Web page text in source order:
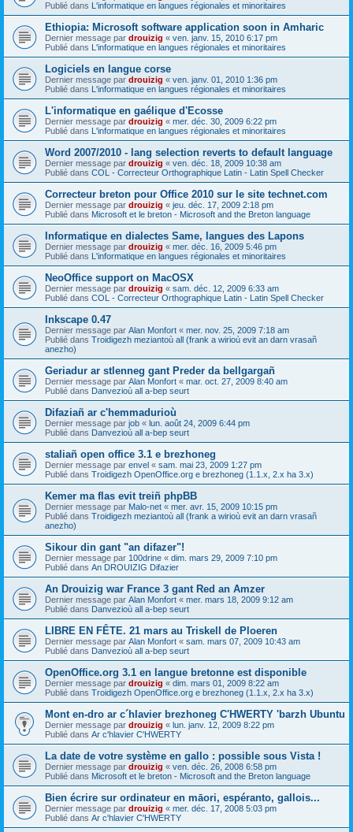
Publié dans L'informatique en langues régionales et minoritaires
Ethiopia: Microsoft software application soon in Amharic
Dernier message par drouizig « ven. janv. 15, 2010 6:17 pm
Publié dans L'informatique en langues régionales et minoritaires
Logiciels en langue corse
Dernier message par drouizig « ven. janv. 01, 2010 1:36 pm
Publié dans L'informatique en langues régionales et minoritaires
L'informatique en gaélique d'Ecosse
Dernier message par drouizig « mer. déc. 30, 2009 6:22 pm
Publié dans L'informatique en langues régionales et minoritaires
Word 2007/2010 - lang selection reverts to default language
Dernier message par drouizig « ven. déc. 18, 2009 10:38 am
Publié dans COL - Correcteur Orthographique Latin - Latin Spell Checker
Correcteur breton pour Office 2010 sur le site technet.com
Dernier message par drouizig « jeu. déc. 17, 2009 2:18 pm
Publié dans Microsoft et le breton - Microsoft and the Breton language
Informatique en dialectes Same, langues des Lapons
Dernier message par drouizig « mer. déc. 16, 2009 5:46 pm
Publié dans L'informatique en langues régionales et minoritaires
NeoOffice support on MacOSX
Dernier message par drouizig « sam. déc. 12, 2009 6:33 am
Publié dans COL - Correcteur Orthographique Latin - Latin Spell Checker
Inkscape 0.47
Dernier message par Alan Monfort « mer. nov. 25, 2009 7:18 am
Publié dans Troidigezh meziantoù all (frank a wirioù evit an darn vrasañ
anezho)
Geriadur ar stlenneg gant Preder da bellgargañ
Dernier message par Alan Monfort « mar. oct. 27, 2009 8:40 am
Publié dans Danvezioù all a-bep seurt
Difaziañ ar c'hemmadurioù
Dernier message par job « lun. août 24, 2009 6:44 pm
Publié dans Danvezioù all a-bep seurt
staliañ open office 3.1 e brezhoneg
Dernier message par envel « sam. mai 23, 2009 1:27 pm
Publié dans Troidigezh OpenOffice.org e brezhoneg (1.1.x, 2.x ha 3.x)
Kemer ma flas evit treiñ phpBB
Dernier message par Malo-net « mer. avr. 15, 2009 10:15 pm
Publié dans Troidigezh meziantoù all (frank a wirioù evit an darn vrasañ
anezho)
Sikour din gant "an difazer"!
Dernier message par 100drine « dim. mars 29, 2009 7:10 pm
Publié dans An DROUIZIG Difazier
An Drouizig war France 3 gant Red an Amzer
Dernier message par Alan Monfort « mer. mars 18, 2009 9:12 am
Publié dans Danvezioù all a-bep seurt
LIBRE EN FÊTE. 21 mars au Triskell de Ploeren
Dernier message par Alan Monfort « sam. mars 07, 2009 10:43 am
Publié dans Danvezioù all a-bep seurt
OpenOffice.org 3.1 en langue bretonne est disponible
Dernier message par drouizig « dim. mars 01, 2009 8:22 am
Publié dans Troidigezh OpenOffice.org e brezhoneg (1.1.x, 2.x ha 3.x)
Mont en-dro ar c´hlavier brezhoneg C'HWERTY 'barzh Ubuntu
Dernier message par drouizig « lun. janv. 12, 2009 8:22 pm
Publié dans Ar c'hlavier C'HWERTY
La date de votre système en gallo : possible sous Vista !
Dernier message par drouizig « ven. déc. 26, 2008 6:58 pm
Publié dans Microsoft et le breton - Microsoft and the Breton language
Bien écrire sur ordinateur en māori, espéranto, gallois...
Dernier message par drouizig « mer. déc. 17, 2008 5:03 pm
Publié dans Ar c'hlavier C'HWERTY